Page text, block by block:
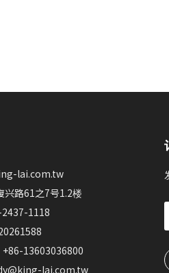
lai.com.tw
兴路61之7号1.2楼
1118
+86-13603036800
lai.com.tw